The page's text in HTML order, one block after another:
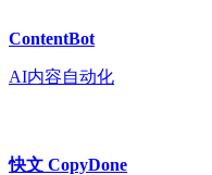
ContentBot
AI内容自动化
快文 CopyDone